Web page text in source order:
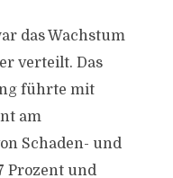
das Wachstum
verteilt. Das
führte mit
am
Schaden- und
Prozent und